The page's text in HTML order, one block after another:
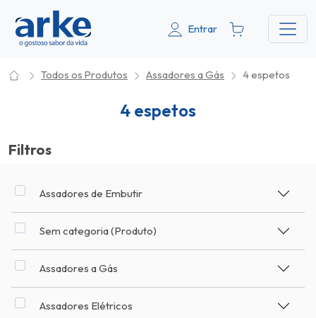
Entrar
Todos os Produtos Assadores a Gás 4 espetos
4 espetos
Filtros
Assadores de Embutir
Sem categoria (Produto)
Assadores a Gás
Assadores Elétricos